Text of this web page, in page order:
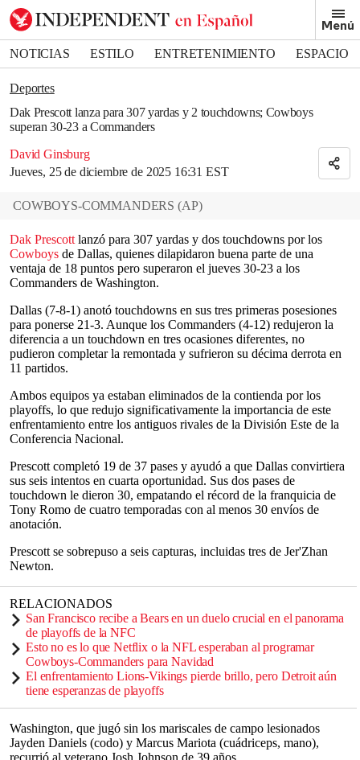
Menú
NOTICIAS ESTILO ENTRETENIMIENTO
ESPACIO
DEPORTES
Deportes
Dak Prescott lanza para 307 yardas y 2 touchdowns; Cowboys
superan 30-23 a Commanders
David Ginsburg
Jueves, 25 de diciembre de 2025 16:31 EST
Bookmark popover
Removed from bookmarks
Close popover
COWBOYS-COMMANDERS (AP)
Dak Prescott lanzó para 307 yardas y dos touchdowns por los
Cowboys de Dallas, quienes dilapidaron buena parte de una
ventaja de 18 puntos pero superaron el jueves 30-23 a los
Commanders de Washington.
Dallas (7-8-1) anotó touchdowns en sus tres primeras posesiones
para ponerse 21-3. Aunque los Commanders (4-12) redujeron la
diferencia a un touchdown en tres ocasiones diferentes, no
pudieron completar la remontada y sufrieron su décima derrota en
11 partidos.
Ambos equipos ya estaban eliminados de la contienda por los
playoffs, lo que redujo significativamente la importancia de este
enfrentamiento entre los antiguos rivales de la División Este de la
Conferencia Nacional.
Prescott completó 19 de 37 pases y ayudó a que Dallas convirtiera
sus seis intentos en cuarta oportunidad. Sus dos pases de
touchdown le dieron 30, empatando el récord de la franquicia de
Tony Romo de cuatro temporadas con al menos 30 envíos de
anotación.
Prescott se sobrepuso a seis capturas, incluidas tres de Jer'Zhan
Newton.
RELACIONADOS
San Francisco recibe a Bears en un duelo crucial en el panorama
de playoffs de la NFC
Esto no es lo que Netflix o la NFL esperaban al programar
Cowboys-Commanders para Navidad
El enfrentamiento Lions-Vikings pierde brillo, pero Detroit aún
tiene esperanzas de playoffs
Washington, que jugó sin los mariscales de campo lesionados
Jayden Daniels (codo) y Marcus Mariota (cuádriceps, mano),
recurrió al veterano Josh Johnson de 39 años.